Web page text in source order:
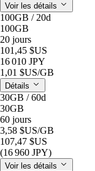
Voir les détails
100GB / 20d
100GB
20 jours
101,45 $US
16 010 JPY
1,01 $US/GB
Détails
30GB / 60d
30GB
60 jours
3,58 $US/GB
107,47 $US
(16 960 JPY)
Voir les détails